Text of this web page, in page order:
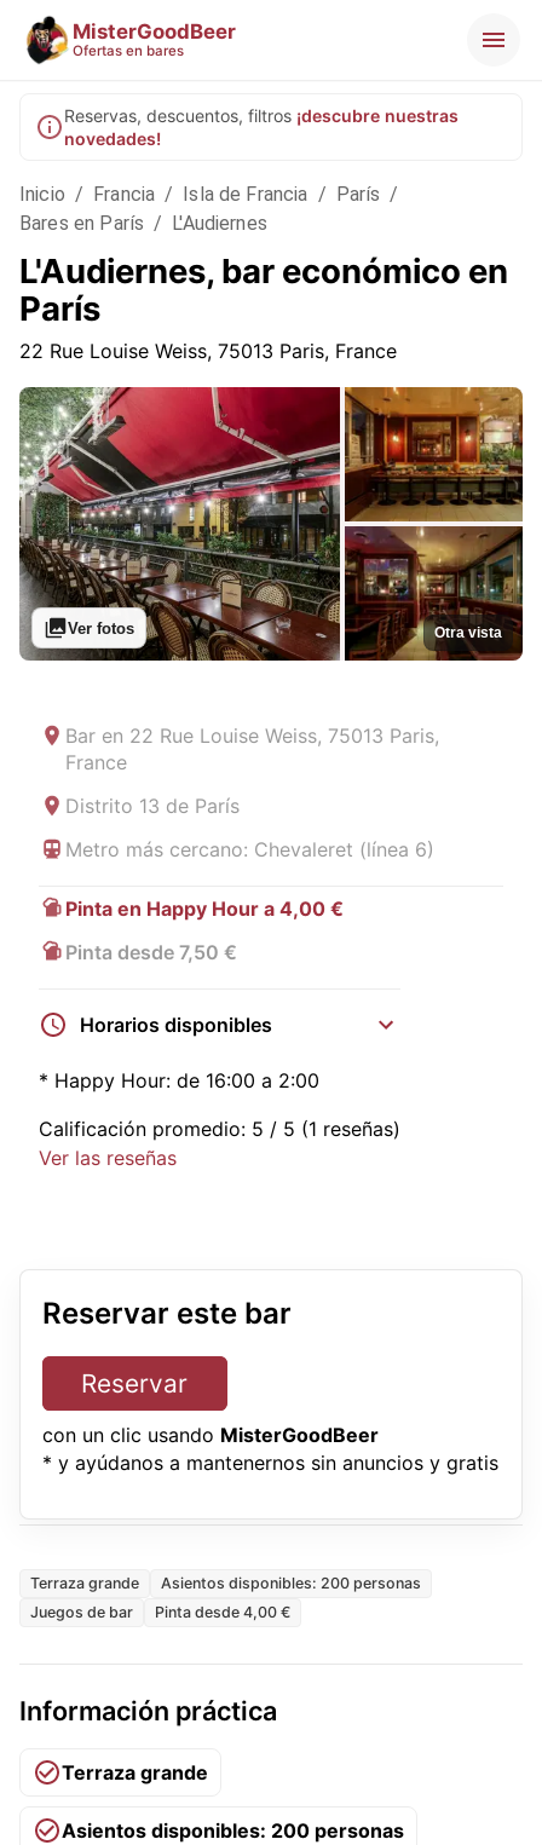
MisterGoodBeer
Ofertas en bares
Reservas, descuentos, filtros ¡descubre nuestras
novedades!
Inicio / Francia / Isla de Francia / París /
Bares en París / L'Audiernes
L'Audiernes, bar económico en
París
22 Rue Louise Weiss, 75013 Paris, France
Ver fotos Otra vista
Bar en 22 Rue Louise Weiss, 75013 Paris,
France
Distrito 13 de París
Metro más cercano: Chevaleret (línea 6)
Pinta en Happy Hour a 4,00 €
Pinta desde 7,50 €
Horarios disponibles
* Happy Hour: de 16:00 a 2:00
Calificación promedio: 5 / 5 (1 reseñas)
Ver las reseñas
Reservar este bar
Reservar
con un clic usando MisterGoodBeer
* y ayúdanos a mantenernos sin anuncios y gratis
Terraza grande
Asientos disponibles: 200 personas
Juegos de bar
Pinta desde 4,00 €
Información práctica
Terraza grande
Asientos disponibles: 200 personas